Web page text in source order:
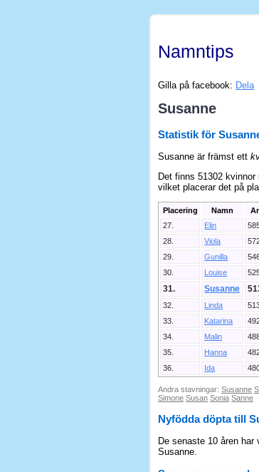
Namntips
Gilla på facebook: Dela
Susanne
Statistik för
Susanne är främst ett
Det finns 51302
vilket placerar det på
Placering Namn
27.
Elin
28.
Viola
29.
Gunilla
30.
Louise
31. Susanne
32. Linda
33.
Katarina
34.
Malin
35.
Hanna
36.
Ida
Andra stavningar: Susanne
Simone Susan Sonia Sanne
Nyfödda döpta till
De senaste 10 åren
Susanne.